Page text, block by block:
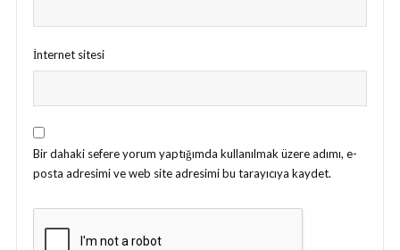
İnternet sitesi
Bir dahaki sefere yorum yaptığımda kullanılmak üzere adımı, e-
posta adresimi ve web site adresimi bu tarayıcıya kaydet.